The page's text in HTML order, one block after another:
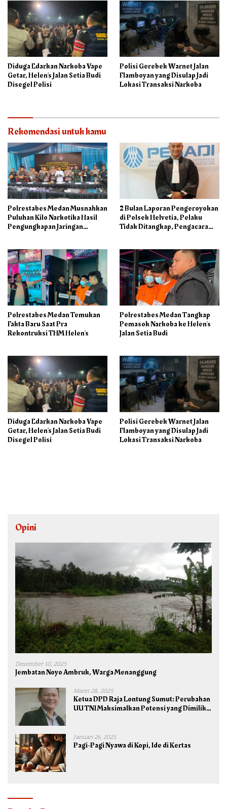
Diduga Edarkan Narkoba Vape
Getar, Helen’s Jalan Setia Budi
Disegel Polisi
Polisi Gerebek Warnet Jalan
Flamboyan yang Disulap Jadi
Lokasi Transaksi Narkoba
Rekomendasi untuk kamu
Polrestabes Medan Musnahkan
Puluhan Kilo Narkotika Hasil
Pengungkapan Jaringan
2 Bulan Laporan Pengeroyokan
di Polsek Helvetia, Pelaku
Tidak Ditangkap, Pengacara
Polrestabes Medan Temukan
Fakta Baru Saat Pra
Rekontruksi THM Helen’s
Polrestabes Medan Tangkap
Pemasok Narkoba ke Helen’s
Jalan Setia Budi
Diduga Edarkan Narkoba Vape
Getar, Helen’s Jalan Setia Budi
Disegel Polisi
Polisi Gerebek Warnet Jalan
Flamboyan yang Disulap Jadi
Lokasi Transaksi Narkoba
Opini
Desember 10, 2025
Jembatan Noyo Ambruk, Warga Menanggung
Maret 28, 2025
Ketua DPD Raja Lontung Sumut: Perubahan
UU TNI Maksimalkan Potensi yang Dimiliki
Januari 26, 2025
Pagi-Pagi Nyawa di Kopi, Ide di Kertas